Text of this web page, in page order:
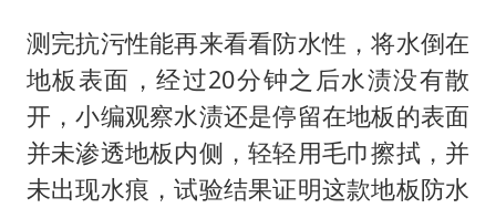
测完抗污性能再来看看防水性，将水倒在
地板表面，经过20分钟之后水渍没有散
开，小编观察水渍还是停留在地板的表面
并未渗透地板内侧，轻轻用毛巾擦拭，并
未出现水痕，试验结果证明这款地板防水